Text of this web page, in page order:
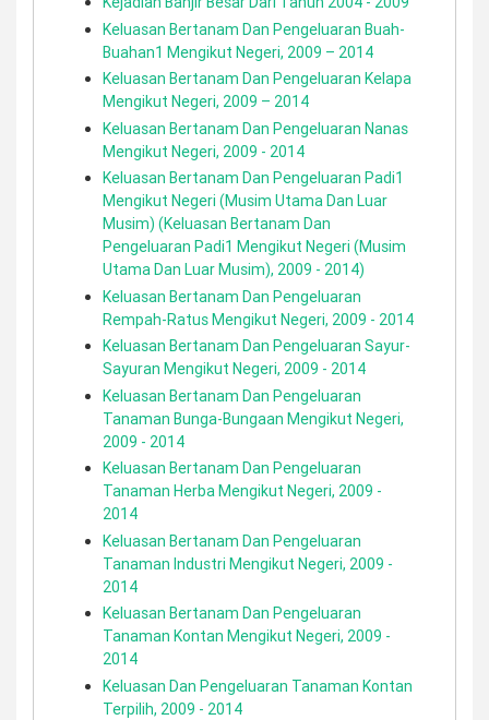
Keluasan Bertanam Dan Pengeluaran Buah-
Buahan1 Mengikut Negeri, 2009 – 2014
Keluasan Bertanam Dan Pengeluaran Kelapa
Mengikut Negeri, 2009 – 2014
Keluasan Bertanam Dan Pengeluaran Nanas
Mengikut Negeri, 2009 - 2014
Keluasan Bertanam Dan Pengeluaran Padi1
Mengikut Negeri (Musim Utama Dan Luar
Musim) (Keluasan Bertanam Dan
Pengeluaran Padi1 Mengikut Negeri (Musim
Utama Dan Luar Musim), 2009 - 2014)
Keluasan Bertanam Dan Pengeluaran
Rempah-Ratus Mengikut Negeri, 2009 - 2014
Keluasan Bertanam Dan Pengeluaran Sayur-
Sayuran Mengikut Negeri, 2009 - 2014
Keluasan Bertanam Dan Pengeluaran
Tanaman Bunga-Bungaan Mengikut Negeri,
2009 - 2014
Keluasan Bertanam Dan Pengeluaran
Tanaman Herba Mengikut Negeri, 2009 -
2014
Keluasan Bertanam Dan Pengeluaran
Tanaman Industri Mengikut Negeri, 2009 -
2014
Keluasan Bertanam Dan Pengeluaran
Tanaman Kontan Mengikut Negeri, 2009 -
2014
Keluasan Dan Pengeluaran Tanaman Kontan
Terpilih, 2009 - 2014